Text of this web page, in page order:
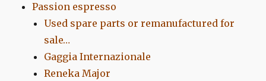
Passion espresso
Used spare parts or remanufactured for
sale…
Gaggia Internazionale
Reneka Major